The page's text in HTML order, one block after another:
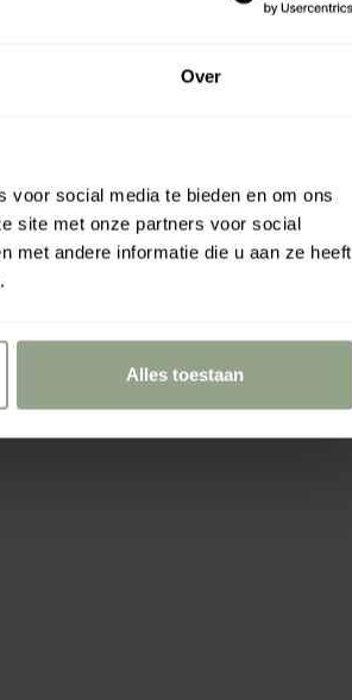
Over
voor social media te bieden en om ons
site met onze partners voor social
met andere informatie die u aan ze heeft
Alles toestaan